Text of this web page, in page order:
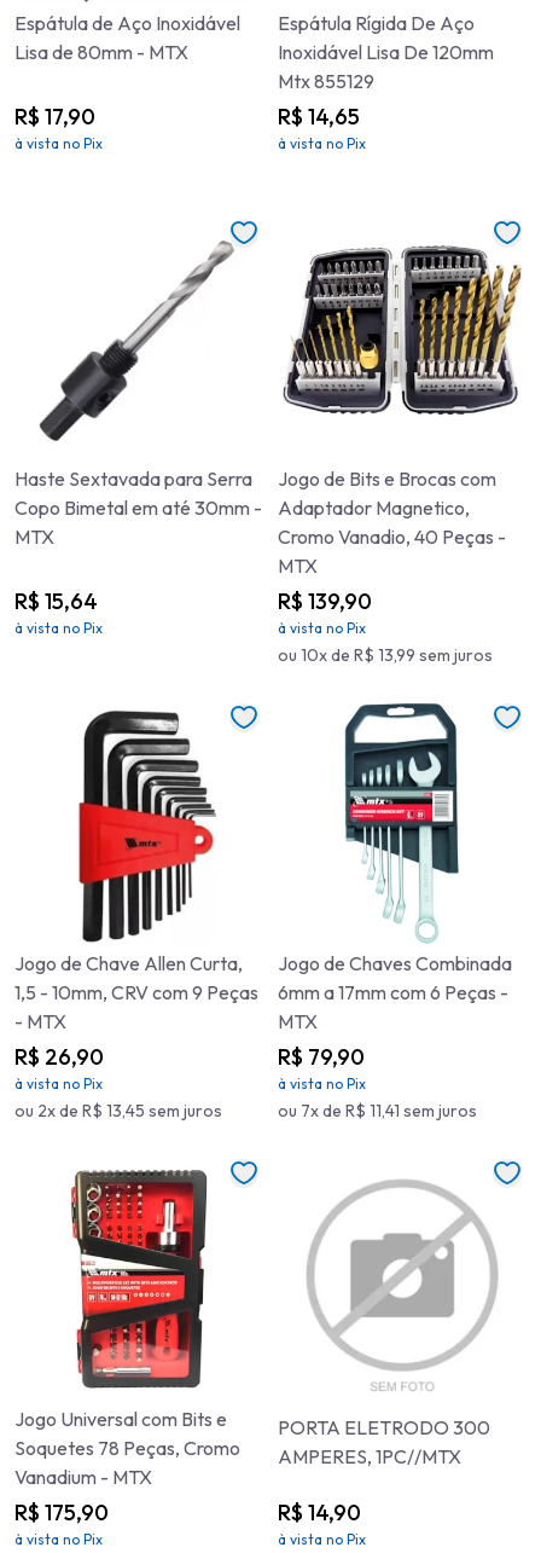
Espátula de Aço Inoxidável
Lisa de 80mm - MTX
R$ 17,90
à vista no Pix
Espátula Rígida De Aço
Inoxidável Lisa De 120mm
Mtx 855129
R$ 14,65
à vista no Pix
Haste Sextavada para Serra
Copo Bimetal em até 30mm -
MTX
R$ 15,64
à vista no Pix
Jogo de Bits e Brocas com
Adaptador Magnetico,
Cromo Vanadio, 40 Peças -
MTX
R$ 139,90
à vista no Pix
ou 10x de R$ 13,99 sem juros
Jogo de Chave Allen Curta,
1,5 - 10mm, CRV com 9 Peças
- MTX
R$ 26,90
à vista no Pix
ou 2x de R$ 13,45 sem juros
Jogo de Chaves Combinada
6mm a 17mm com 6 Peças -
MTX
R$ 79,90
à vista no Pix
ou 7x de R$ 11,41 sem juros
Jogo Universal com Bits e
Soquetes 78 Peças, Cromo
Vanadium - MTX
R$ 175,90
à vista no Pix
PORTA ELETRODO 300
AMPERES, 1PC//MTX
R$ 14,90
à vista no Pix